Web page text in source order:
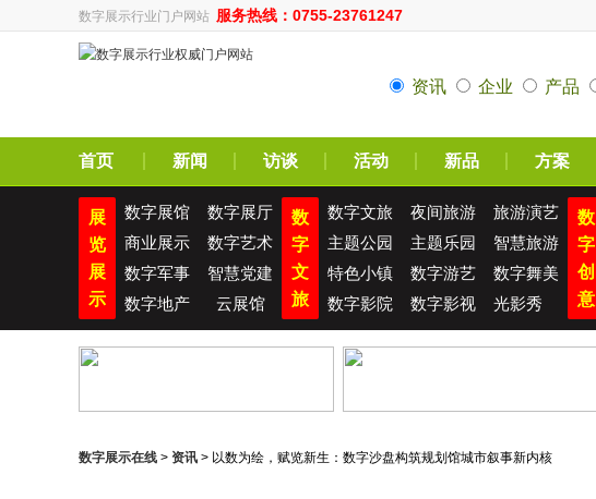
数字展示行业门户网站 服务热线：0755-23761247
资讯 企业 产品
首页 新闻 访谈 活动 新品 方案
展
览
展
示
数字展馆
数字展厅
商业展示
数字艺术
数字军事
智慧党建
数字地产
云展馆
数
字
文
旅
数字文旅 夜间旅游
旅游演艺
主题公园
主题乐园
智慧旅游
特色小镇
数字游艺
数字舞美
数字影院
数字影视 光影秀
数
字
创
意
数字展示在线 > 资讯 > 以数为绘，赋览新生：数字沙盘构筑规划馆城市叙事新内核